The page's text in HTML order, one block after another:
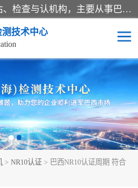
*是一家的测试、评估、检查与认机构，主要从事巴西NR10认证、NR12认证、NR13认证；ANATEL认证、INMTRO认证，欧盟CE认证：MD认证，PED认证，MID认证，ATEX认证，德国蓝色天使认证。
技术中心
> NR10认证 > 巴西NR10认证周期 符合
NR10认证
NR13认证
巴西NR认证
RETIE认证